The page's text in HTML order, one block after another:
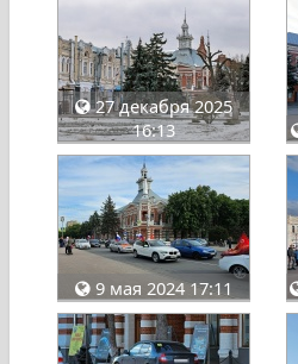
27 декабря 2025
16:13
9 мая 2024 17:11